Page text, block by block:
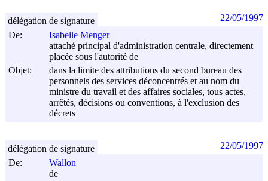
De:
Isabelle Menger
attaché principal d'administration centrale, directement
placée sous l'autorité de
Objet:
dans la limite des attributions du second bureau des
personnels des services déconcentrés et au nom du
ministre du travail et des affaires sociales, tous actes,
arrêtés, décisions ou conventions, à l'exclusion des
décrets
délégation de signature 22/05/1997
De:
Wallon
de
délégation de signature 22/05/1997